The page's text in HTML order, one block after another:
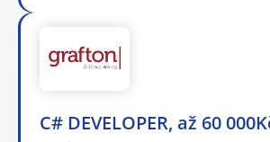
C# DEVELOPER, až 60